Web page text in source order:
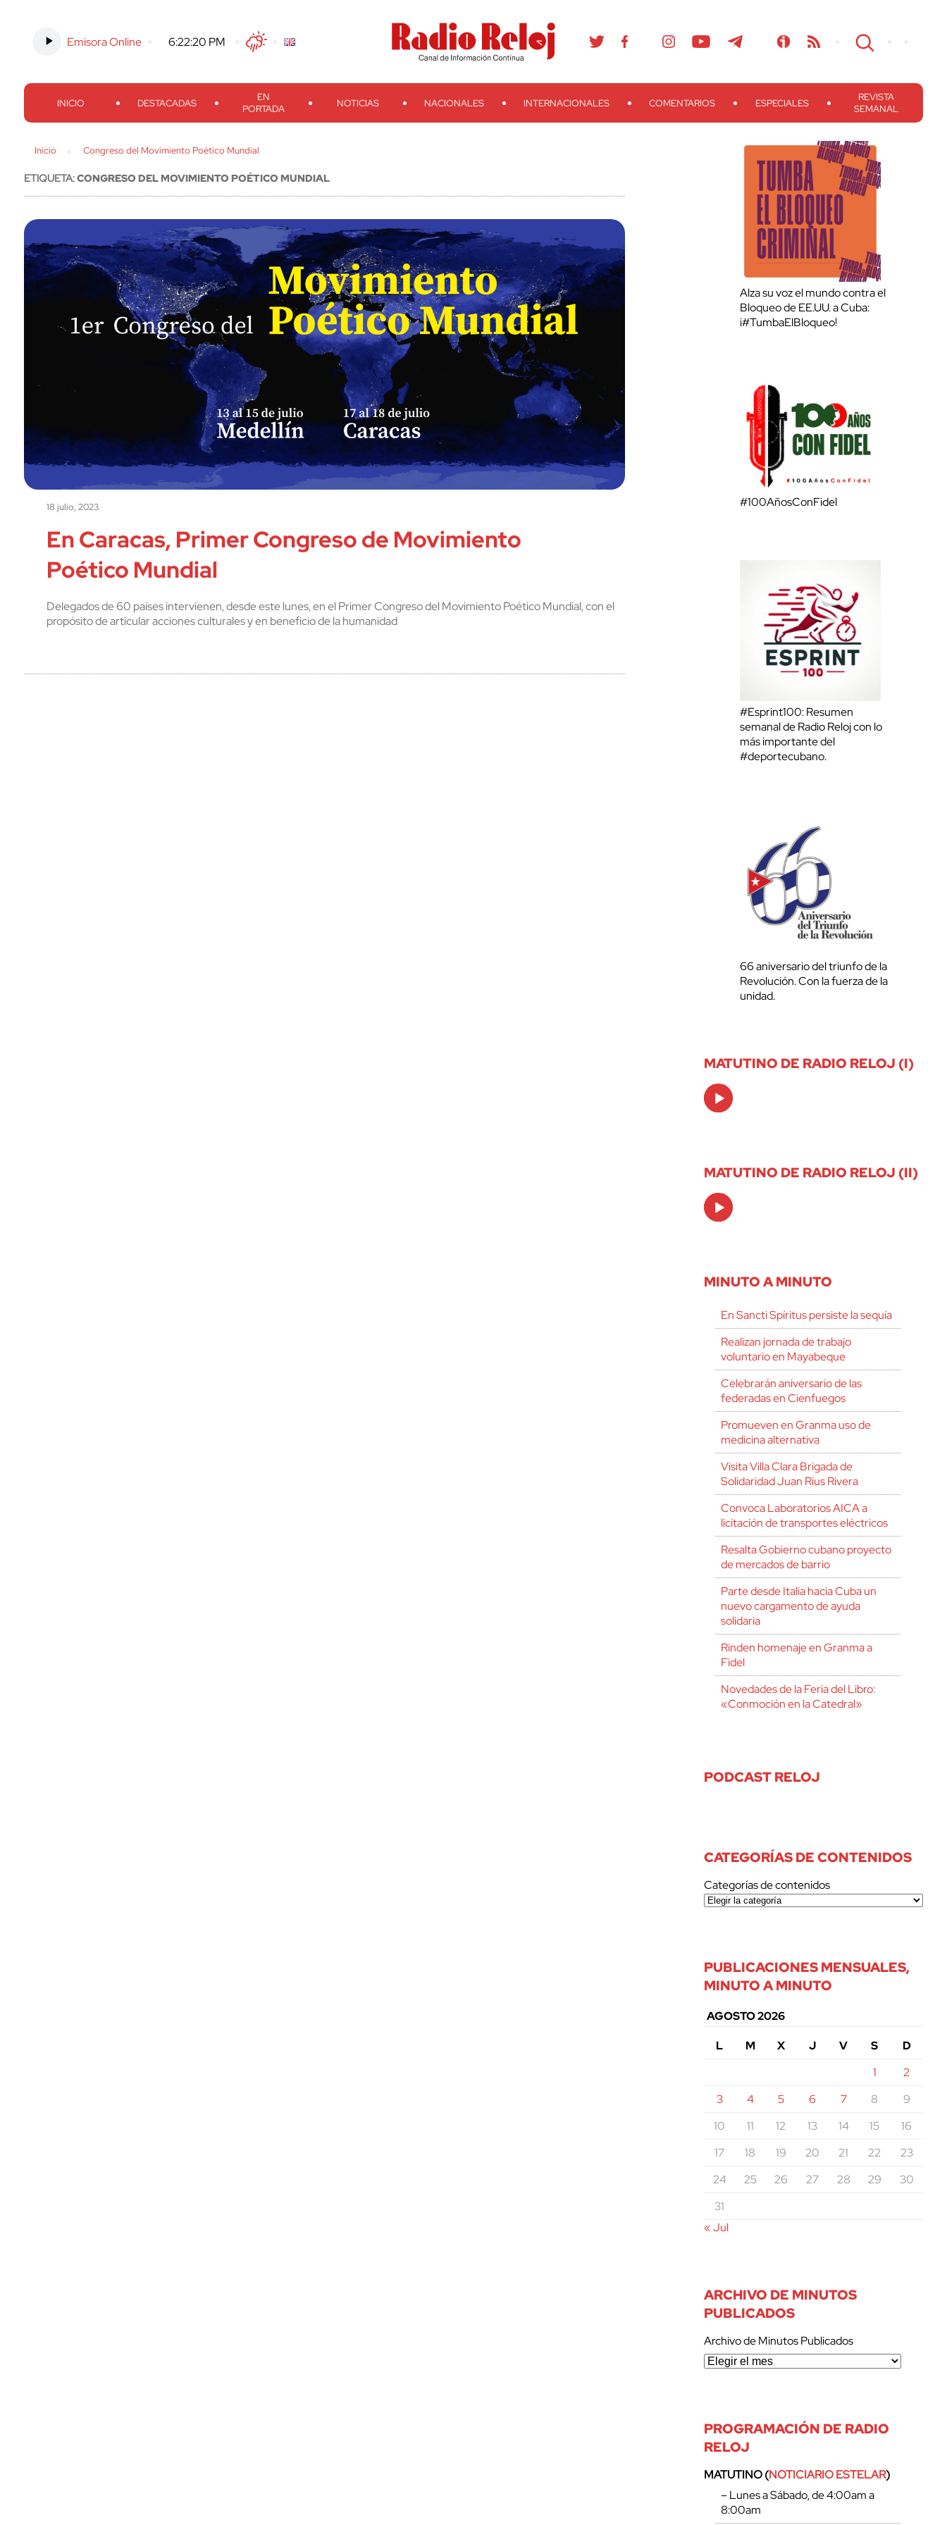
Emisora Online -6:22:21 PM TwitterFacebook
Threads
Instagram TelegramTeveo Ivoox RSS Search
INICIO DESTACADAS
EN
PORTADA
NOTICIAS NACIONALES INTERNACIONALES COMENTARIOS ESPECIALES
REVISTA
SEMANAL
Inicio Congreso del Movimiento Poético Mundial
ETIQUETA:CONGRESO DEL MOVIMIENTO POÉTICO MUNDIAL
18 julio, 2023
En Caracas, Primer Congreso de Movimiento
Poético Mundial
Delegados de 60 países intervienen, desde este lunes, en el Primer Congreso del Movimiento Poético Mundial, con el
propósito de articular acciones culturales y en beneficio de la humanidad
Alza su voz el mundo contra el
Bloqueo de EE.UU. a Cuba:
¡#TumbaElBloqueo!
#100AñosConFidel
#Esprint100: Resumen
semanal de Radio Reloj con lo
más importante del
#deportecubano.
66 aniversario del triunfo de la
Revolución. Con la fuerza de la
unidad.
MATUTINO DE RADIO RELOJ (I)
Audio
Player
MATUTINO DE RADIO RELOJ (II)
Audio
Player
MINUTO A MINUTO
En Sancti Spíritus persiste la sequía
Realizan jornada de trabajo
voluntario en Mayabeque
Celebrarán aniversario de las
federadas en Cienfuegos
Promueven en Granma uso de
medicina alternativa
Visita Villa Clara Brigada de
Solidaridad Juan Rius Rivera
Convoca Laboratorios AICA a
licitación de transportes eléctricos
Resalta Gobierno cubano proyecto
de mercados de barrio
Parte desde Italia hacia Cuba un
nuevo cargamento de ayuda
solidaria
Rinden homenaje en Granma a
Fidel
Novedades de la Feria del Libro:
«Conmoción en la Catedral»
PODCAST RELOJ
CATEGORÍAS DE CONTENIDOS
Categorías de contenidos
PUBLICACIONES MENSUALES,
MINUTO A MINUTO
AGOSTO 2026
L
M X J V S
D
1
2
3
4 5 6 7 8
9
10
11 12 13 14 15
16
17
18 19 20 21 22
23
24
25 26 27 28 29
30
31
« Jul
ARCHIVO DE MINUTOS
PUBLICADOS
Archivo de Minutos Publicados
PROGRAMACIÓN DE RADIO
RELOJ
MATUTINO (NOTICIARIO ESTELAR)
– Lunes a Sábado, de 4:00am a
8:00am